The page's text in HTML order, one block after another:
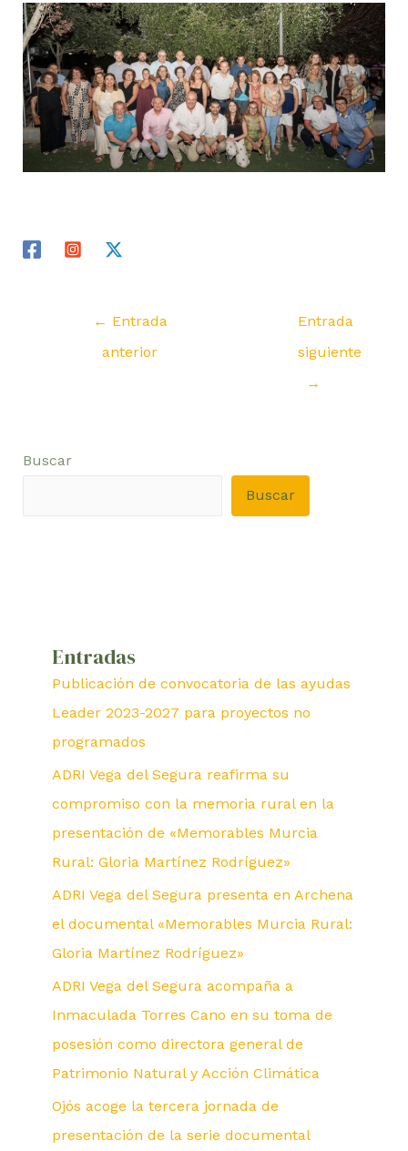
← Entrada
anterior
Entrada
siguiente
→
Buscar
Buscar
Entradas
Publicación de convocatoria de las ayudas
Leader 2023-2027 para proyectos no
programados
ADRI Vega del Segura reafirma su
compromiso con la memoria rural en la
presentación de «Memorables Murcia
Rural: Gloria Martínez Rodríguez»
ADRI Vega del Segura presenta en Archena
el documental «Memorables Murcia Rural:
Gloria Martínez Rodríguez»
ADRI Vega del Segura acompaña a
Inmaculada Torres Cano en su toma de
posesión como directora general de
Patrimonio Natural y Acción Climática
Ojós acoge la tercera jornada de
presentación de la serie documental